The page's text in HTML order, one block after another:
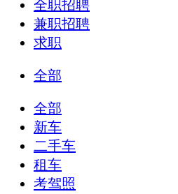
全职招聘
兼职招聘
求职
全部
全部
新车
二手车
租车
考驾照